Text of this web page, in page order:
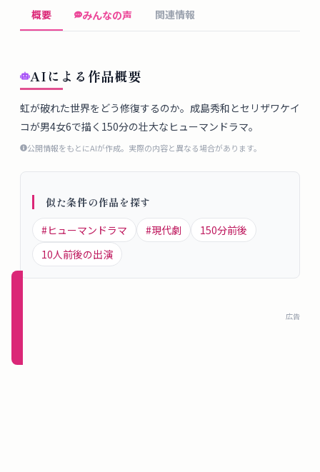
グ
概
要
ロ
グ
イ
ン
概要 みんなの声 関連情報
AIによる作品概要
虹が破れた世界をどう修復するのか。成島秀和とセリザワケイ
コが男4女6で描く150分の壮大なヒューマンドラマ。
公開情報をもとにAIが作成。実際の内容と異なる場合があります。
似た条件の作品を探す
#ヒューマンドラマ #現代劇 150分前後
10人前後の出演
広告